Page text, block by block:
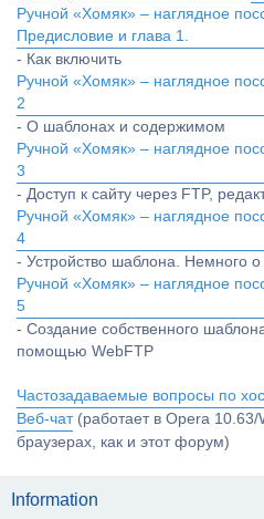
Ручной «Хомяк» – наглядное
Предисловие и глава 1.
- Как включить
Ручной «Хомяк» – наглядное
2
- О шаблонах и содержимом
Ручной «Хомяк» – наглядное
3
- Доступ к сайту через FTP,
Ручной «Хомяк» – наглядное
4
- Устройство шаблона. Немного
Ручной «Хомяк» – наглядное
5
- Создание собственного
помощью WebFTP
Частозадаваемые вопросы по
Веб-чат(работает в Opera
браузерах, как и этот форум)
Information